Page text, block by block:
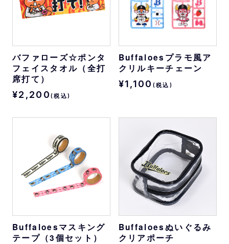
バファローズ☆ポンタ
フェイスタオル（全打
席打て）
¥2,200 (税込)
Buffaloesプラモ風ア
クリルキーチェーン
¥1,100 (税込)
Buffaloesマスキング
テープ（3個セット）
Buffaloesぬいぐるみ
クリアポーチ